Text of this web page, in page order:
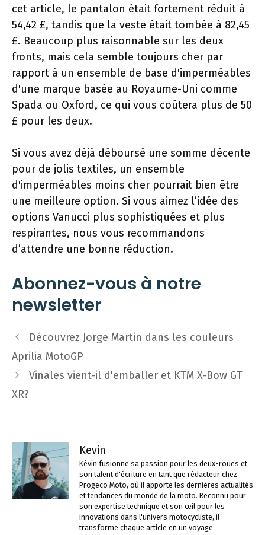
cet article, le pantalon était fortement réduit à
54,42 £, tandis que la veste était tombée à 82,45
£. Beaucoup plus raisonnable sur les deux
fronts, mais cela semble toujours cher par
rapport à un ensemble de base d'imperméables
d'une marque basée au Royaume-Uni comme
Spada ou Oxford, ce qui vous coûtera plus de 50
£ pour les deux.
Si vous avez déjà déboursé une somme décente
pour de jolis textiles, un ensemble
d'imperméables moins cher pourrait bien être
une meilleure option. Si vous aimez l’idée des
options Vanucci plus sophistiquées et plus
respirantes, nous vous recommandons
d’attendre une bonne réduction.
Abonnez-vous à notre
newsletter
Navigation
des
articles
Découvrez Jorge Martin dans les couleurs
Aprilia MotoGP
Vinales vient-il d'emballer et KTM X-Bow GT
XR?
Kevin
Kévin fusionne sa passion pour les deux-roues et
son talent d'écriture en tant que rédacteur chez
Progeco Moto, où il apporte les dernières actualités
et tendances du monde de la moto. Reconnu pour
son expertise technique et son œil pour les
innovations dans l'univers motocycliste, il
transforme chaque article en un voyage